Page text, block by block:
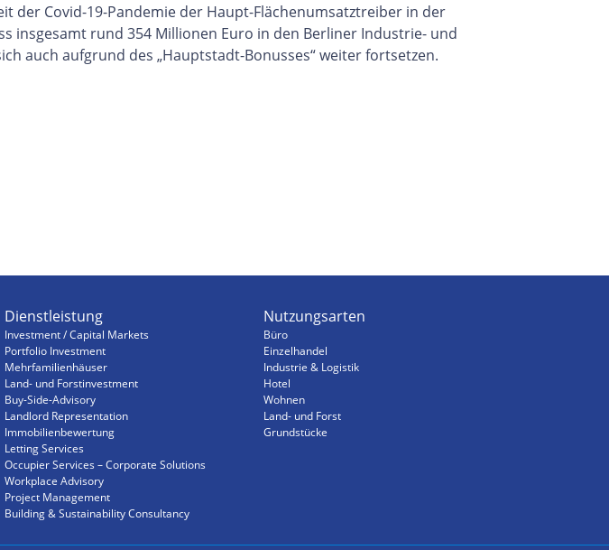
der Covid-19-Pandemie der Haupt-Flächenumsatztreiber in der
insgesamt rund 354 Millionen Euro in den Berliner Industrie- und
auch aufgrund des „Hauptstadt-Bonusses“ weiter fortsetzen.
Dienstleistung
Investment / Capital Markets
Portfolio Investment
Mehrfamilienhäuser
Land- und Forstinvestment
Buy-Side-Advisory
Landlord Representation
Immobilienbewertung
Letting Services
Occupier Services – Corporate Solutions
Workplace Advisory
Project Management
Building & Sustainability Consultancy
Nutzungsarten
Büro
Einzelhandel
Industrie & Logistik
Hotel
Wohnen
Land- und Forst
Grundstücke